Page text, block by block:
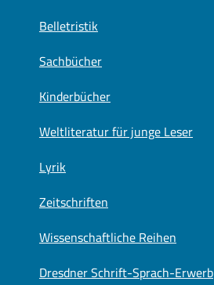
Belletristik
Sachbücher
Kinderbücher
Weltliteratur für junge Leser
Lyrik
Zeitschriften
Wissenschaftliche Reihen
Dresdner Schrift-Sprach-Erwerb